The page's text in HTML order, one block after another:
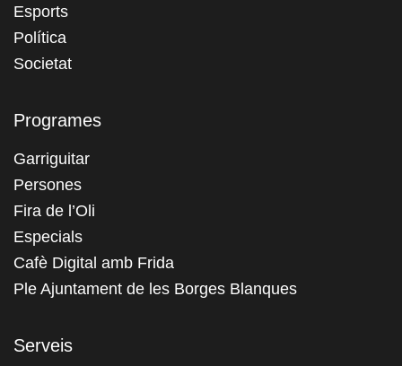
Esports
Política
Societat
Programes
Garriguitar
Persones
Fira de l’Oli
Especials
Cafè Digital amb Frida
Ple Ajuntament de les Borges Blanques
Serveis